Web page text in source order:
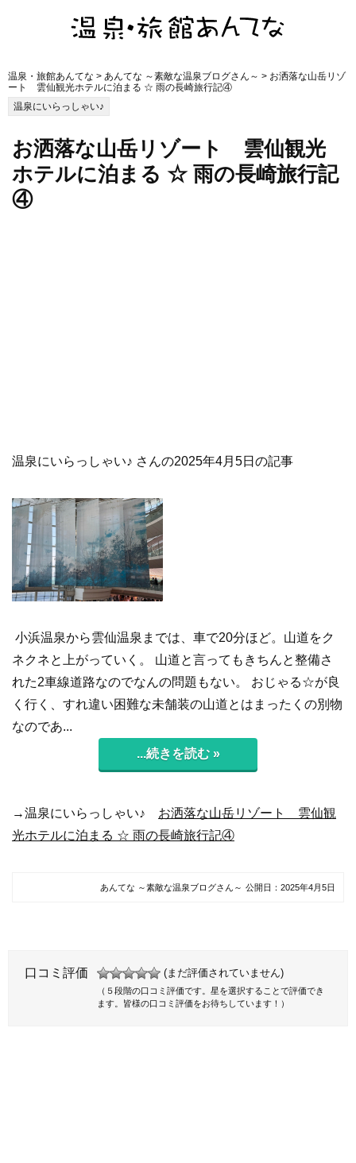
温泉・旅館あんてな > あんてな ～素敵な温泉ブログさん～ > お洒落な山岳リゾ
ート 雲仙観光ホテルに泊まる ☆ 雨の長崎旅行記④
温泉にいらっしゃい♪
お洒落な山岳リゾート 雲仙観光
ホテルに泊まる ☆ 雨の長崎旅行記
④
温泉にいらっしゃい♪ さんの2025年4月5日の記事
小浜温泉から雲仙温泉までは、車で20分ほど。山道をク
ネクネと上がっていく。 山道と言ってもきちんと整備さ
れた2車線道路なのでなんの問題もない。 おじゃる☆が良
く行く、すれ違い困難な未舗装の山道とはまったくの別物
なのであ...
...続きを読む »
→温泉にいらっしゃい♪ お洒落な山岳リゾート 雲仙観
光ホテルに泊まる ☆ 雨の長崎旅行記④
あんてな ～素敵な温泉ブログさん～ 公開日： 2025年4月5日
口コミ評価 (まだ評価されていません)
（５段階の口コミ評価です。星を選択することで評価でき
ます。皆様の口コミ評価をお待ちしています！）